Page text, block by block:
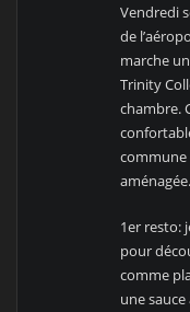
Vendredi
de
marche
Trinity
chambre.
commune
aménagée.
1er resto:
pour
comme
une